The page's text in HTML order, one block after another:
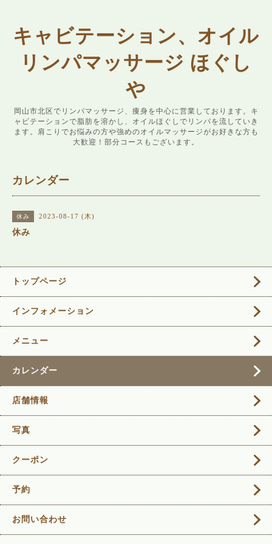
キャビテーション、オイル
リンパマッサージ ほぐし
や
岡山市北区でリンパマッサージ、痩身を中心に営業しております。キ
ャビテーションで脂肪を溶かし、オイルほぐしでリンパを流していき
ます。肩こりでお悩みの方や強めのオイルマッサージがお好きな方も
大歓迎！部分コースもございます。
カレンダー
休み 2023-08-17 (木)
休み
トップページ
インフォメーション
メニュー
カレンダー
店舗情報
写真
クーポン
予約
お問い合わせ